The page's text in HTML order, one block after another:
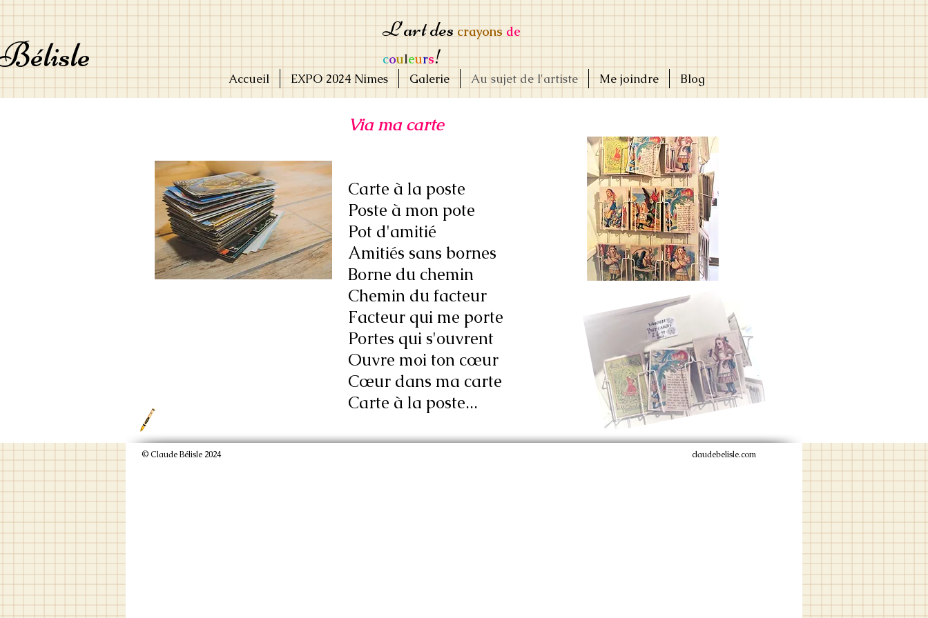
L'art descrayons de
couleurs!
Accueil EXPO 2024 Nimes Galerie Au sujet de l'artiste Me joindre Blog
Via ma carte
Carte à la poste
Poste à mon pote
Pot d'amitié
Amitiés sans bornes
Borne du chemin
Chemin du facteur
Facteur qui me porte
Portes qui s'ouvrent
Ouvre moi ton cœur
Cœur dans ma carte
Carte à la poste...
© Claude Bélisle 2024 claudebelisle.com